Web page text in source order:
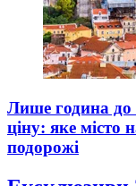
Лише година до
ціну: яке місто
подорожі